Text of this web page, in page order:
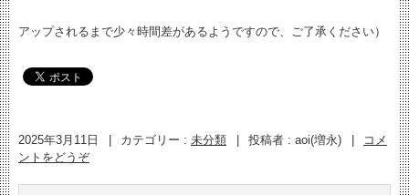
アップされるまで少々時間差があるようですので、ご了承ください）
2025年3月11日 カテゴリー : 未分類 投稿者 : aoi(増永)
コメ
ントをどうぞ